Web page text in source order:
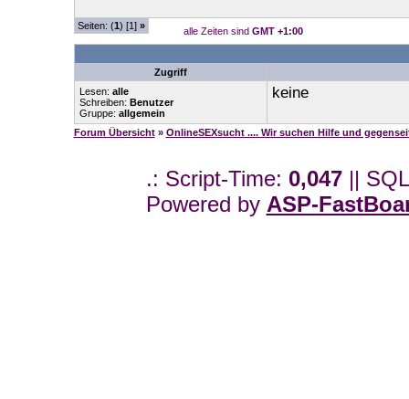
Seiten: (1) [1] » alle Zeiten sind GMT +1:00
Zugriff
Lesen: alle
Schreiben: Benutzer
Gruppe: allgemein
keine
Forum Übersicht » OnlineSEXsucht .... Wir suchen Hilfe und
.: Script-Time: 0,047||
Powered by ASP-